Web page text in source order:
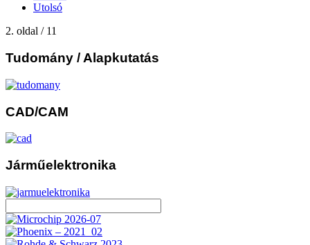
Utolsó
2. oldal / 11
Tudomány / Alapkutatás
CAD/CAM
Járműelektronika